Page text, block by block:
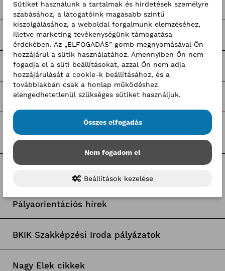
Hírek
Sajtóközlemények
Pályaorientációs programok
Hír-mix
BKIK hírek
Pályaorientációs hírek
BKIK Szakképzési Iroda pályázatok
Nagy Elek cikkek
Sütiket használunk a tartalmak és hirdetések személyre
szabásához, a látogatóink magasabb szintű
kiszolgálásához, a weboldal forgalmunk elemzéséhez,
illetve marketing tevékenységünk támogatása
érdekében. Az „ELFOGADÁS” gomb megnyomásával Ön
hozzájárul a sütik használatához. Amennyiben Ön nem
fogadja el a süti beállításokat, azzal Ön nem adja
hozzájárulását a cookie-k beállításához, és a
továbbiakban csak a honlap működéshez
elengedhetetlenül szükséges sütiket használjuk.
Összes elfogadás
Nem fogadom el
Beállítások kezelése